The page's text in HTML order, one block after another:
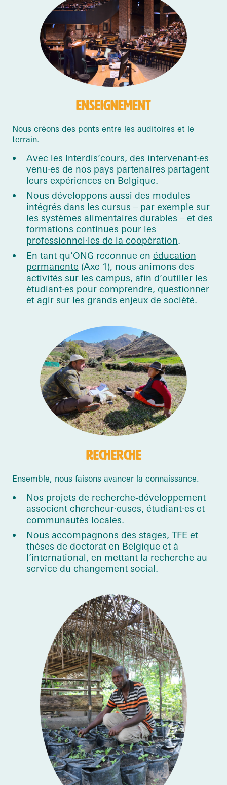
ENSEIGNEMENT
Nous créons des ponts entre les auditoires et le
terrain.
Avec les Interdis’cours, des intervenant·es
venu·es de nos pays partenaires partagent
leurs expériences en Belgique.
Nous développons aussi des modules
intégrés dans les cursus – par exemple sur
les systèmes alimentaires durables – et des
formations continues pour les
professionnel·les de la coopération.
En tant qu’ONG reconnue en éducation
permanente (Axe 1), nous animons des
activités sur les campus, afin d’outiller les
étudiant·es pour comprendre, questionner
et agir sur les grands enjeux de société.
RECHERCHE
Ensemble, nous faisons avancer la connaissance.
Nos projets de recherche-développement
associent chercheur·euses, étudiant·es et
communautés locales.
Nous accompagnons des stages, TFE et
thèses de doctorat en Belgique et à
l’international, en mettant la recherche au
service du changement social.